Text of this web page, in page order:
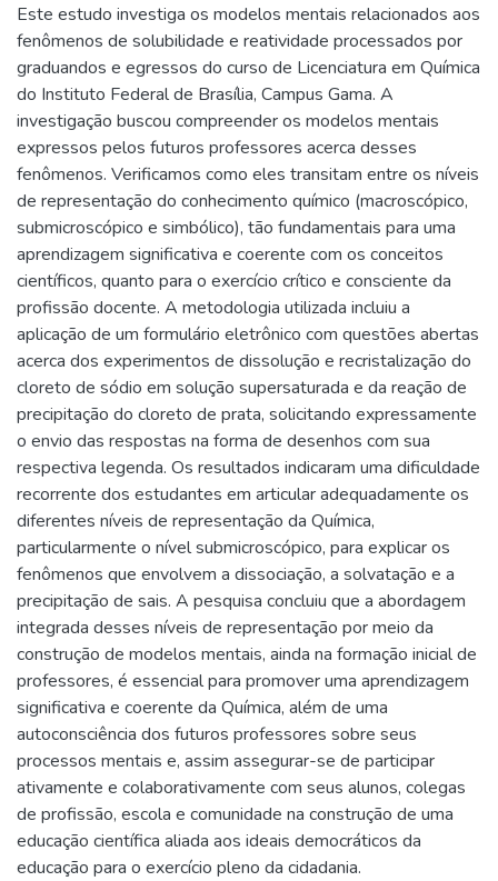
Este estudo investiga os modelos mentais relacionados aos
fenômenos de solubilidade e reatividade processados por
graduandos e egressos do curso de Licenciatura em Química
do Instituto Federal de Brasília, Campus Gama. A
investigação buscou compreender os modelos mentais
expressos pelos futuros professores acerca desses
fenômenos. Verificamos como eles transitam entre os níveis
de representação do conhecimento químico (macroscópico,
submicroscópico e simbólico), tão fundamentais para uma
aprendizagem significativa e coerente com os conceitos
científicos, quanto para o exercício crítico e consciente da
profissão docente. A metodologia utilizada incluiu a
aplicação de um formulário eletrônico com questões abertas
acerca dos experimentos de dissolução e recristalização do
cloreto de sódio em solução supersaturada e da reação de
precipitação do cloreto de prata, solicitando expressamente
o envio das respostas na forma de desenhos com sua
respectiva legenda. Os resultados indicaram uma dificuldade
recorrente dos estudantes em articular adequadamente os
diferentes níveis de representação da Química,
particularmente o nível submicroscópico, para explicar os
fenômenos que envolvem a dissociação, a solvatação e a
precipitação de sais. A pesquisa concluiu que a abordagem
integrada desses níveis de representação por meio da
construção de modelos mentais, ainda na formação inicial de
professores, é essencial para promover uma aprendizagem
significativa e coerente da Química, além de uma
autoconsciência dos futuros professores sobre seus
processos mentais e, assim assegurar-se de participar
ativamente e colaborativamente com seus alunos, colegas
de profissão, escola e comunidade na construção de uma
educação científica aliada aos ideais democráticos da
educação para o exercício pleno da cidadania.